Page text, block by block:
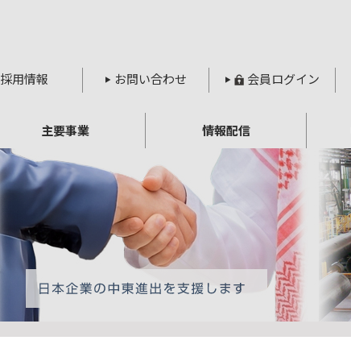
採用情報 お問い合わせ 会員ログイン
主要事業 情報配信